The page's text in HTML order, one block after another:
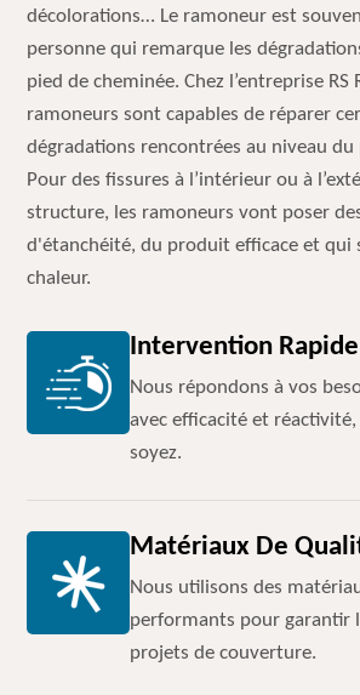
décolorations… Le ramoneur est
personne qui remarque les
pied de cheminée. Chez l’entreprise RS
ramoneurs sont capables de réparer
dégradations rencontrées au niveau du
Pour des fissures à l’intérieur ou à
structure, les ramoneurs vont poser
d'étanchéité, du produit efficace et qui
chaleur.
Intervention Rapide
Nous répondons à vos
avec efficacité et
soyez.
Matériaux De
Nous utilisons des
performants pour garantir
projets de couverture.